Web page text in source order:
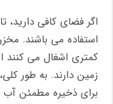
اگر فضای کافی دارید،
استفاده می باشند.
کمتری اشغال می ‌کنند
زمین دارند. به‌ طور
برای ذخیره مطمئن